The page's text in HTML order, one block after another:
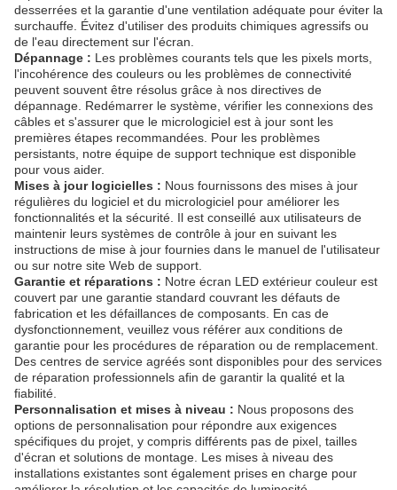
desserrées et la garantie d'une ventilation adéquate pour éviter la
surchauffe. Évitez d'utiliser des produits chimiques agressifs ou
de l'eau directement sur l'écran.
Dépannage : Les problèmes courants tels que les pixels morts,
l'incohérence des couleurs ou les problèmes de connectivité
peuvent souvent être résolus grâce à nos directives de
dépannage. Redémarrer le système, vérifier les connexions des
câbles et s'assurer que le micrologiciel est à jour sont les
premières étapes recommandées. Pour les problèmes
persistants, notre équipe de support technique est disponible
pour vous aider.
Mises à jour logicielles : Nous fournissons des mises à jour
régulières du logiciel et du micrologiciel pour améliorer les
fonctionnalités et la sécurité. Il est conseillé aux utilisateurs de
maintenir leurs systèmes de contrôle à jour en suivant les
instructions de mise à jour fournies dans le manuel de l'utilisateur
ou sur notre site Web de support.
Garantie et réparations : Notre écran LED extérieur couleur est
couvert par une garantie standard couvrant les défauts de
fabrication et les défaillances de composants. En cas de
dysfonctionnement, veuillez vous référer aux conditions de
garantie pour les procédures de réparation ou de remplacement.
Des centres de service agréés sont disponibles pour des services
de réparation professionnels afin de garantir la qualité et la
fiabilité.
Personnalisation et mises à niveau : Nous proposons des
options de personnalisation pour répondre aux exigences
spécifiques du projet, y compris différents pas de pixel, tailles
d'écran et solutions de montage. Les mises à niveau des
installations existantes sont également prises en charge pour